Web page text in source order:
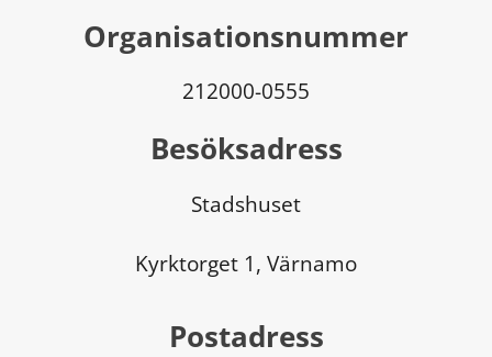
Organisationsnummer
212000-0555
Besöksadress
Stadshuset
Kyrktorget 1, Värnamo
Postadress